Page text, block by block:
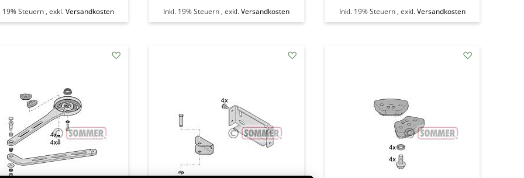
19% Steuern , exkl.Versandkosten Inkl. 19% Steuern ,exkl.Versandkosten Inkl. 19% Steuern ,exkl.Versandkosten